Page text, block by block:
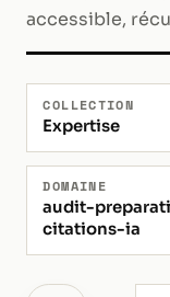
accessible,
COLLECTION
Expertise
DOMAINE
audit-
citations-ia